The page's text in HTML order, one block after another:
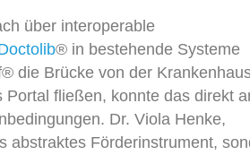
über interoperable
® in bestehende Systeme
® die Brücke von der
fließen, konnte das direkt
Dr. Viola Henke,
abstraktes Förderinstrument,